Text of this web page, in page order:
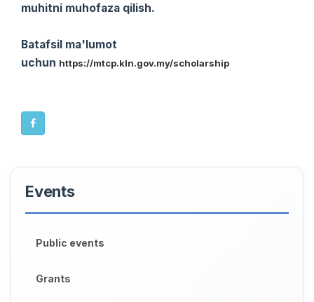
muhitni muhofaza qilish.
Batafsil ma'lumot
uchun https://mtcp.kln.gov.my/scholarship
Events
Public events
Grants